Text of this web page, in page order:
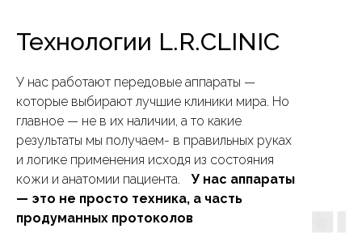
Технологии L.R.CLINIC
У нас работают передовые аппараты —
которые выбирают лучшие клиники мира. Но
главное — не в их наличии, а то какие
результаты мы получаем- в правильных руках
и логике применения исходя из состояния
кожи и анатомии пациента.У нас аппараты
— это не просто техника, а часть
продуманных протоколов